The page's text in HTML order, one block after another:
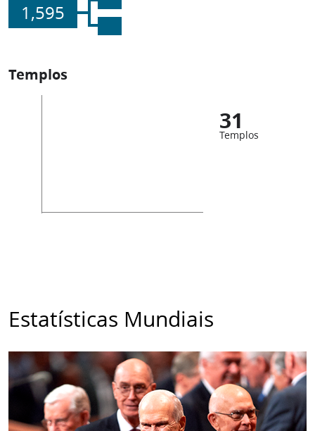
1,595
Templos
31
Templos
Estatísticas Mundiais